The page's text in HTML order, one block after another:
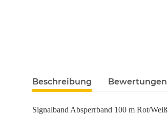
Beschreibung Bewertungen
Signalband Absperrband 100 m Rot/Weiß